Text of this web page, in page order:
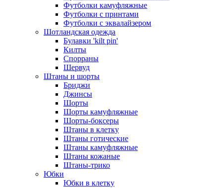
Футболки камуфляжные
Футболки с принтами
Футболки с эквалайзером
Шотландская одежда
Булавки 'kilt pin'
Килты
Спорраны
Шервуд
Штаны и шорты
Бриджи
Джинсы
Шорты
Шорты камуфляжные
Шорты-боксеры
Штаны в клетку
Штаны готические
Штаны камуфляжные
Штаны кожаные
Штаны-трико
Юбки
Юбки в клетку